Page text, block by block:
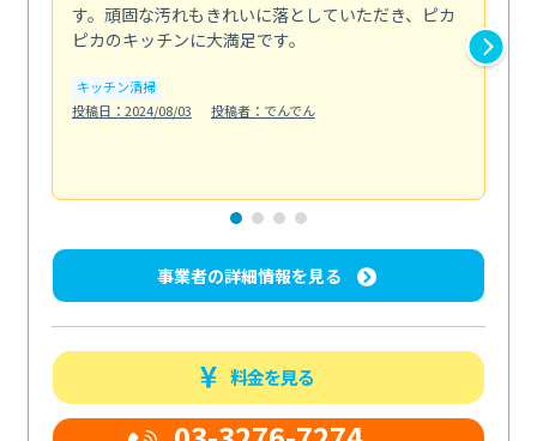
す。頑固な汚れもきれいに落としていただき、ピカ
ピカのキッチンに大満足です。
キッチン清掃
投稿日：2024/08/03
投稿者：でんでん
事業者の詳細情報を見る
料金を見る